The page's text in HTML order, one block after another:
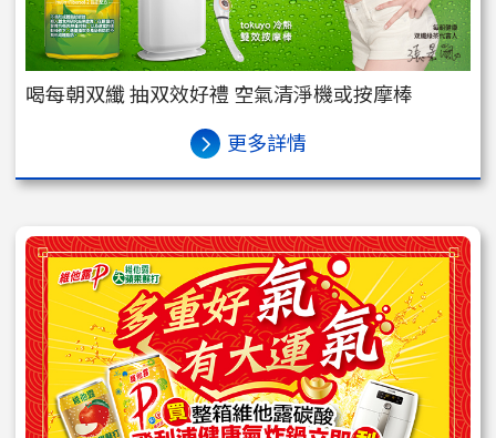
喝每朝双纖 抽双效好禮 空氣清淨機或按摩棒
更多詳情